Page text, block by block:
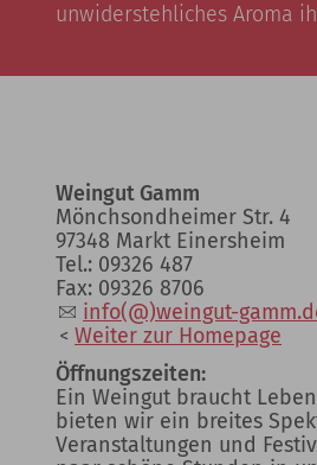
unwiderstehliches Aroma
Weingut Gamm
Mönchsondheimer Str. 4
97348 Markt Einersheim
Tel.: 09326 487
Fax: 09326 8706
info(@)weingut-
Weiter zur Homepage
Öffnungszeiten:
Ein Weingut braucht
bieten wir ein breites
Veranstaltungen und